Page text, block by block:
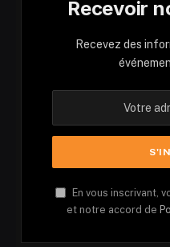
Recevoir
Recevez des
En vous inscrivant,
et notre accord de